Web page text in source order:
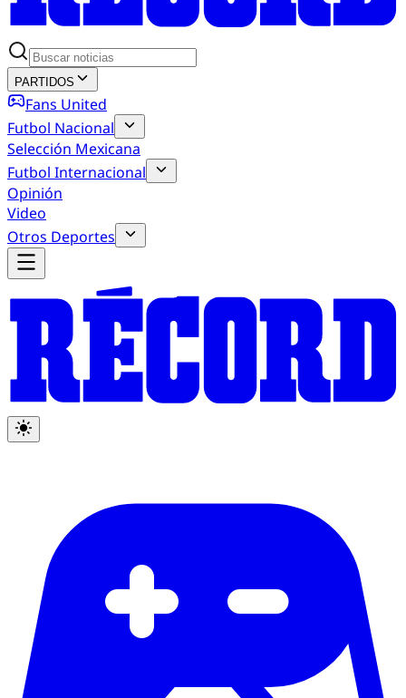
PARTIDOS
Fans United
Futbol Nacional
Selección Mexicana
Futbol Internacional
Opinión
Video
Otros Deportes